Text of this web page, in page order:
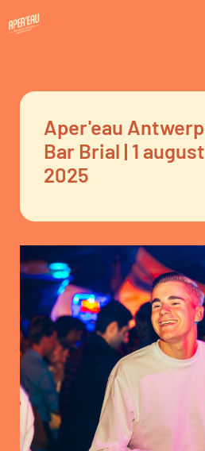
Aper'eau
Bar Brial | 1
2025